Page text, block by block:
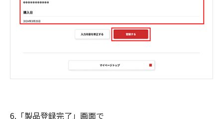
6.「製品登録完了」画面で